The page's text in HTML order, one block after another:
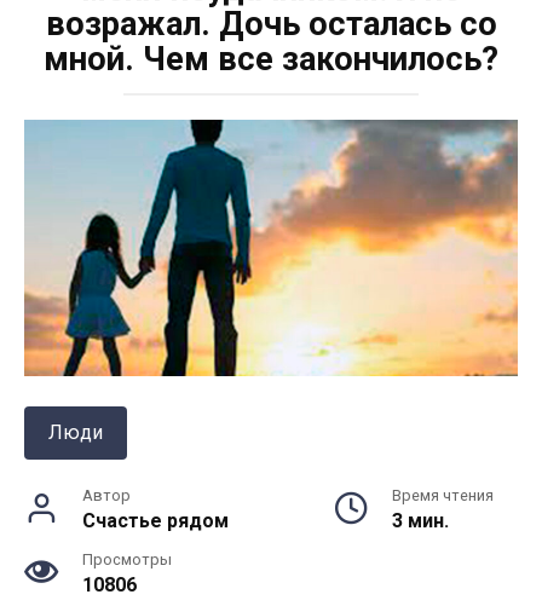
возражал. Дочь осталась со
мной. Чем все закончилось?
Люди
Автор
Счастье рядом
Время чтения
3 мин.
Просмотры
10806